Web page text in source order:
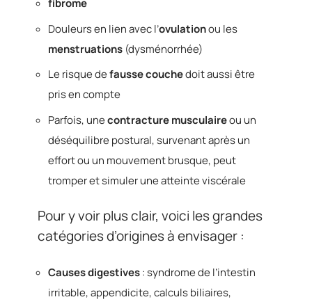
fibrome
Douleurs en lien avec l’ovulationou les
menstruations (dysménorrhée)
Le risque defausse couchedoit aussi être
pris en compte
Parfois, unecontracture musculaireou un
déséquilibre postural, survenant après un
effort ou un mouvement brusque, peut
tromper et simuler une atteinte viscérale
Pour y voir plus clair, voici les grandes
catégories d’origines à envisager :
Causes digestives: syndrome de l’intestin
irritable, appendicite, calculs biliaires,